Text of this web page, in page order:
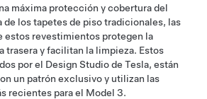
máxima protección y cobertura del
los tapetes de piso tradicionales, las
estos revestimientos protegen la
trasera y facilitan la limpieza. Estos
por el Design Studio de Tesla, están
un patrón exclusivo y utilizan las
recientes para el Model 3.